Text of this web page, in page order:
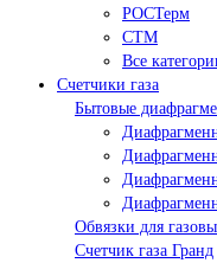
РОСТерм
СТМ
Все
Счетчики газа
Бытовые
Обвязки для
Счетчик газа Гранд